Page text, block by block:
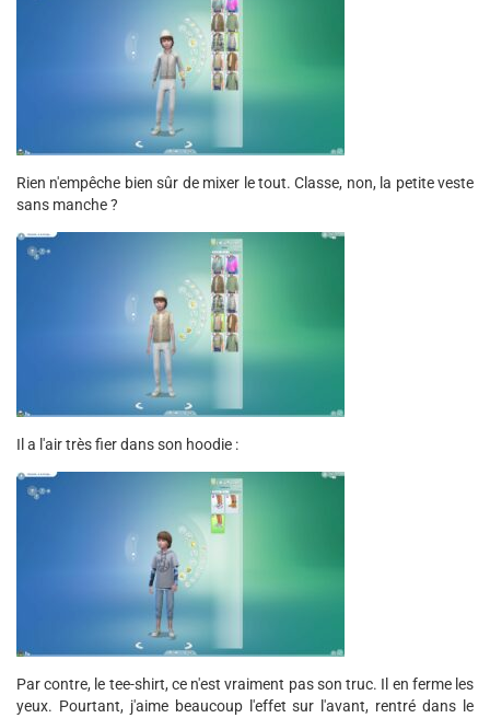
Rien n'empêche bien sûr de mixer le tout. Classe, non, la petite veste
sans manche ?
Il a l'air très fier dans son hoodie :
Par contre, le tee-shirt, ce n'est vraiment pas son truc. Il en ferme les
yeux. Pourtant, j'aime beaucoup l'effet sur l'avant, rentré dans le